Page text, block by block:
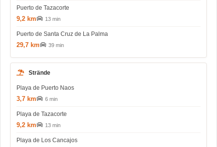
Puerto de Tazacorte
9,2 km 13 min
Puerto de Santa Cruz de La Palma
29,7 km 39 min
Strände
Playa de Puerto Naos
3,7 km 6 min
Playa de Tazacorte
9,2 km 13 min
Playa de Los Cancajos